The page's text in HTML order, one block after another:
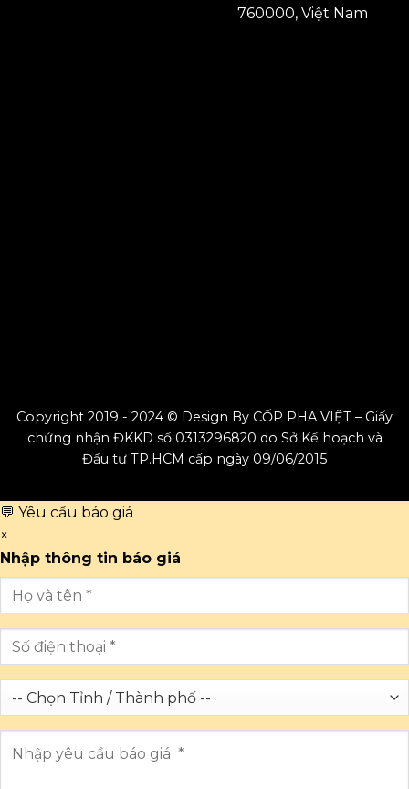
760000, Việt Nam
Copyright 2019 - 2024 © Design By CỐP PHA VIỆT – Giấy
chứng nhận ĐKKD số 0313296820 do Sở Kế hoạch và
Đầu tư TP.HCM cấp ngày 09/06/2015
💬 Yêu cầu báo giá
×
Nhập thông tin báo giá